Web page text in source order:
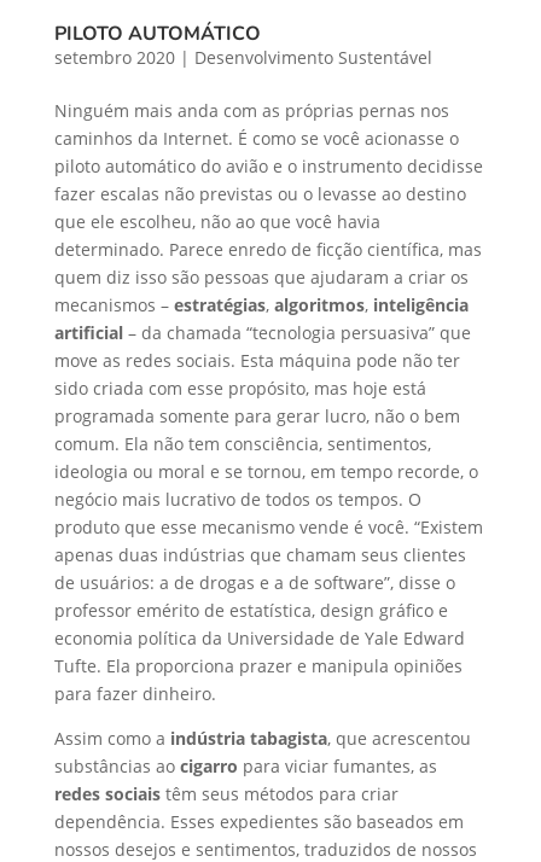
PILOTO AUTOMÁTICO
setembro 2020| Desenvolvimento Sustentável
Ninguém mais anda com as próprias pernas nos
caminhos da Internet. É como se você acionasse o
piloto automático do avião e o instrumento decidisse
fazer escalas não previstas ou o levasse ao destino
que ele escolheu, não ao que você havia
determinado. Parece enredo de ficção científica, mas
quem diz isso são pessoas que ajudaram a criar os
mecanismos – estratégias, algoritmos, inteligência
artificial– da chamada “tecnologia persuasiva” que
move as redes sociais. Esta máquina pode não ter
sido criada com esse propósito, mas hoje está
programada somente para gerar lucro, não o bem
comum. Ela não tem consciência, sentimentos,
ideologia ou moral e se tornou, em tempo recorde, o
negócio mais lucrativo de todos os tempos. O
produto que esse mecanismo vende é você. “Existem
apenas duas indústrias que chamam seus clientes
de usuários: a de drogas e a de software”, disse o
professor emérito de estatística, design gráfico e
economia política da Universidade de Yale Edward
Tufte. Ela proporciona prazer e manipula opiniões
para fazer dinheiro.
Assim como a indústria tabagista, que acrescentou
substâncias ao cigarro para viciar fumantes, as
redes sociaistêm seus métodos para criar
dependência. Esses expedientes são baseados em
nossos desejos e sentimentos, traduzidos de nossos